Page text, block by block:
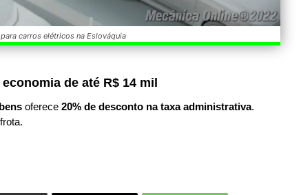
carros elétricos na Eslováquia
de até R$ 14 mil
oferece 20% de desconto na taxa administrativa.